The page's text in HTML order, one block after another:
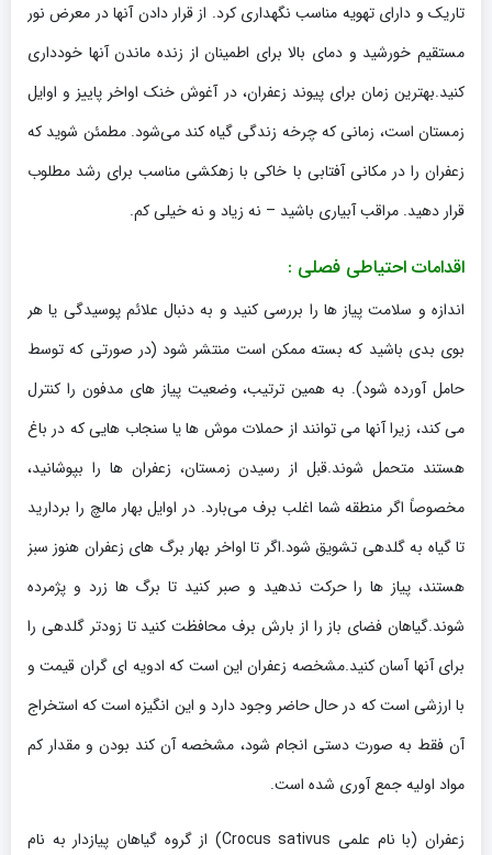
تاریک و دارای تهویه مناسب نگهداری کرد. از قرار دادن آنها در معرض نور
مستقیم خورشید و دمای بالا برای اطمینان از زنده ماندن آنها خودداری
کنید.بهترین زمان برای پیوند زعفران، در آغوش خنک اواخر پاییز و اوایل
زمستان است، زمانی که چرخه زندگی گیاه کند می‌شود. مطمئن شوید که
زعفران را در مکانی آفتابی با خاکی با زهکشی مناسب برای رشد مطلوب
قرار دهید. مراقب آبیاری باشید – نه زیاد و نه خیلی کم.
اقدامات احتیاطی فصلی :
اندازه و سلامت پیاز ها را بررسی کنید و به دنبال علائم پوسیدگی یا هر
بوی بدی باشید که بسته ممکن است منتشر شود (در صورتی که توسط
حامل آورده شود). به همین ترتیب، وضعیت پیاز های مدفون را کنترل
می کند، زیرا آنها می توانند از حملات موش ها یا سنجاب هایی که در باغ
هستند متحمل شوند.قبل از رسیدن زمستان، زعفران ها را بپوشانید،
مخصوصاً اگر منطقه شما اغلب برف می‌بارد. در اوایل بهار مالچ را بردارید
تا گیاه به گلدهی تشویق شود.اگر تا اواخر بهار برگ های زعفران هنوز سبز
هستند، پیاز ها را حرکت ندهید و صبر کنید تا برگ ها زرد و پژمرده
شوند.گیاهان فضای باز را از بارش برف محافظت کنید تا زودتر گلدهی را
برای آنها آسان کنید.مشخصه زعفران این است که ادویه ای گران قیمت و
با ارزشی است که در حال حاضر وجود دارد و این انگیزه است که استخراج
آن فقط به صورت دستی انجام شود، مشخصه آن کند بودن و مقدار کم
مواد اولیه جمع آوری شده است.
زعفران (با نام علمی Crocus sativus) از گروه گیاهان پیازدار به نام